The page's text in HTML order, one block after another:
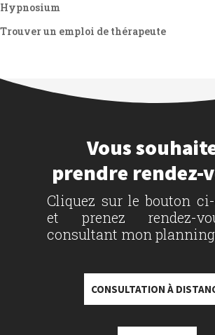
Hypnosium
Trouver un emploi de thérapeute
Vous
prendre rendez-
Cliquez sur le bouton ci-
et prenez rendez-
consultant mon planning
CONSULTATION À